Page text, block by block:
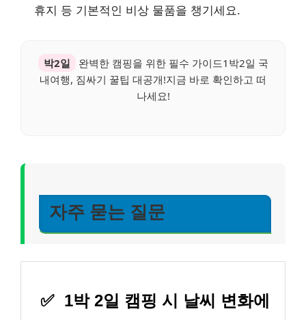
휴지 등 기본적인 비상 물품을 챙기세요.
박2일
완벽한 캠핑을 위한 필수 가이드1박2일 국
내여행, 짐싸기 꿀팁 대공개!지금 바로 확인하고 떠
나세요!
자주 묻는 질문
✅ 1박 2일 캠핑 시 날씨 변화에